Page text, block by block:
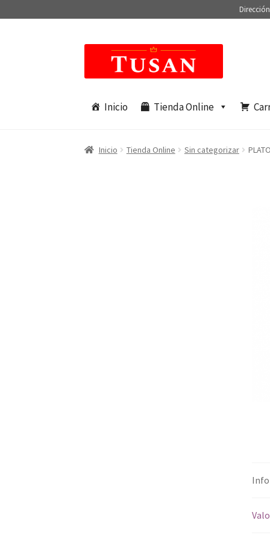
navegación
contenido
Inicio Tienda Online
Inicio Tienda Online Sin categorizar